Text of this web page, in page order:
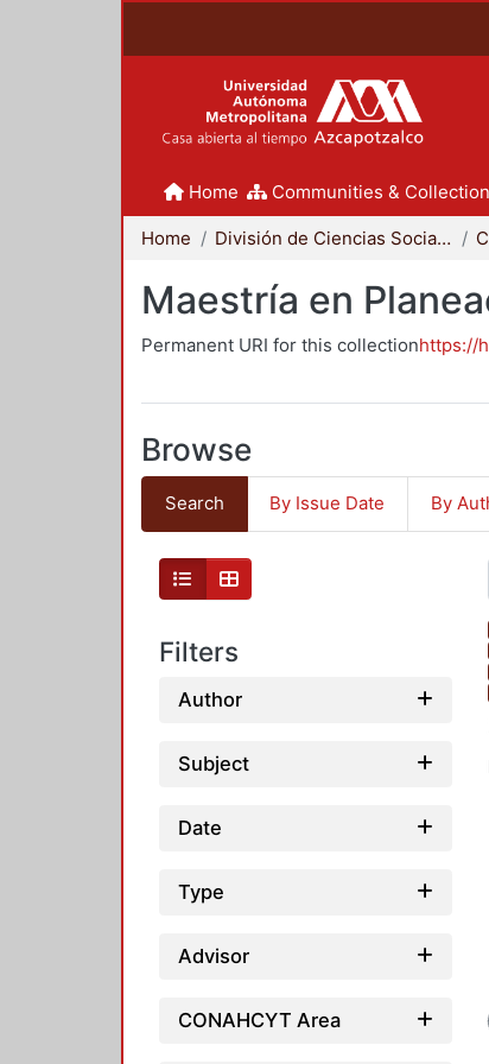
Home Communities &
Home División de Ciencias Sociales y Humanidades
Maestría en
Permanent URI for this collectionhttps://
Browse
Search By Issue Date By
Filters
Author
Subject
Date
Type
Advisor
CONAHCYT Area